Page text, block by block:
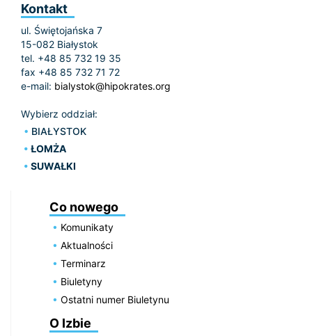
Kontakt
ul. Świętojańska 7
15-082 Białystok
tel. +48 85 732 19 35
fax +48 85 732 71 72
e-mail: bialystok@hipokrates.org
Wybierz oddział:
BIAŁYSTOK
ŁOMŻA
SUWAŁKI
Co nowego
Komunikaty
Aktualności
Terminarz
Biuletyny
Ostatni numer Biuletynu
O Izbie